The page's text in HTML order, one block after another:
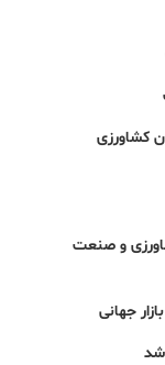
کشاورزی
و صنعت
شد